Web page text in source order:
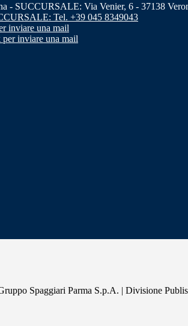
- SUCCURSALE: Via Venier, 6 - 37138
Tel. +39 045 8349043
inviare una mail
inviare una mail
Spaggiari Parma S.p.A. | Divisione